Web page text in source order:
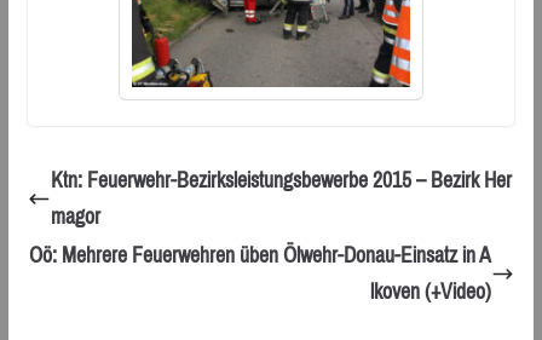
Ktn: Feuerwehr-Bezirksleistungsbewerbe 2015 – Bezirk Her
magor
Oö: Mehrere Feuerwehren üben Ölwehr-Donau-Einsatz in A
lkoven (+Video)